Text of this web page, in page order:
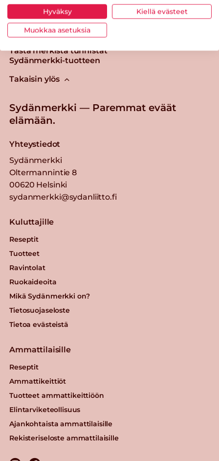
Tästä merkistä tunnistat
Sydänmerkki-tuotteen
Takaisin ylös
Sydänmerkki — Paremmat eväät
elämään.
Yhteystiedot
Sydänmerkki
Oltermannintie 8
00620 Helsinki
sydanmerkki@sydanliitto.fi
Kuluttajille
Reseptit
Tuotteet
Ravintolat
Ruokaideoita
Mikä Sydänmerkki on?
Tietosuojaseloste
Tietoa evästeistä
Ammattilaisille
Reseptit
Ammattikeittiöt
Tuotteet ammattikeittiöön
Elintarviketeollisuus
Ajankohtaista ammattilaisille
Rekisteriseloste ammattilaisille
Hyväksy Kiellä evästeet
Muokkaa asetuksia